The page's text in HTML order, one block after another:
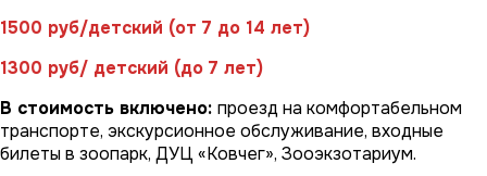
1500 руб/детский (от 7 до 14 лет)
1300 руб/ детский (до 7 лет)
В стоимость включено: проезд на комфортабельном
транспорте, экскурсионное обслуживание, входные
билеты в зоопарк, ДУЦ «Ковчег», Зооэкзотариум.